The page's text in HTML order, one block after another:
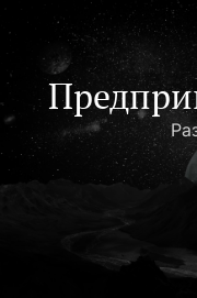
содержимому